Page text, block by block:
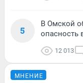
5
В Омской
опасность
12 013
МНЕНИЕ